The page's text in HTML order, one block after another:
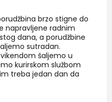
brzo stigne do
napravljene radnim
dana, a porudžbine
sutradan.
šaljemo u
kurirskom službom
treba jedan dan da